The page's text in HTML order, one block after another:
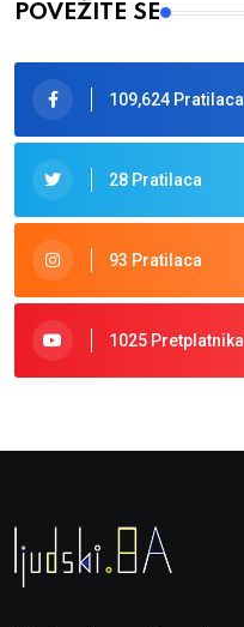
POVEŽITE SE
109,624 Pratilaca
28 Pratilaca
93 Pratilaca
1025 Pretplatnika